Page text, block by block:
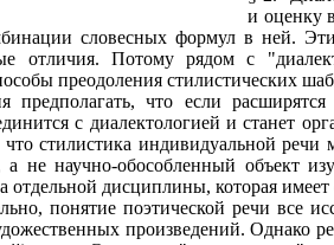
и оценку
словесных формул в ней.
отличия. Потому рядом с
преодоления стилистических
предполагать, что если
с диалектологией и станет
стилистика индивидуальной речи
а не научно-обособленный объект
отдельной дисциплины, которая
понятие поэтической речи все
произведений. Однако